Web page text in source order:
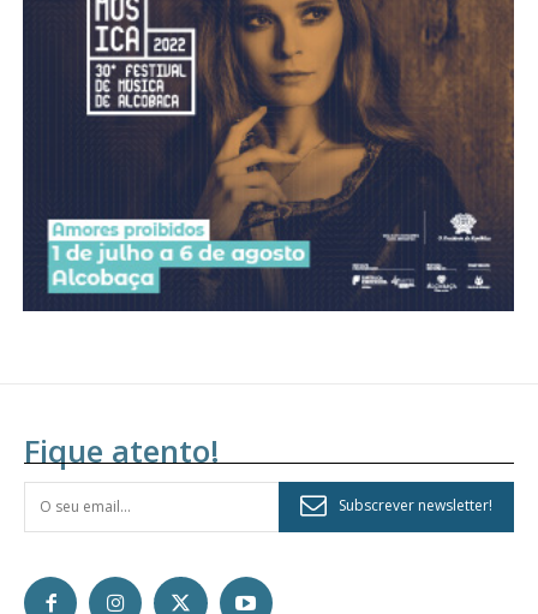
Acesso aos conteúdos Exclusivos para
assinantes
Ofertas para assinatura anual
Escolha o plano
Fique atento!
Subscrever newsletter!